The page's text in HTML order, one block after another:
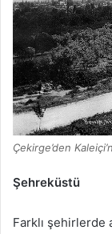
Çekirge’den
Şehreküstü
Farklı şehirlerde